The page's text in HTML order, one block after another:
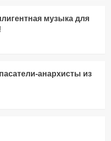
музыка для
анархисты из